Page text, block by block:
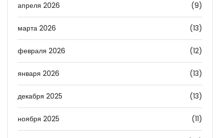
апреля 2026 (9)
марта 2026 (13)
февраля 2026 (12)
января 2026 (13)
декабря 2025 (13)
ноября 2025 (11)